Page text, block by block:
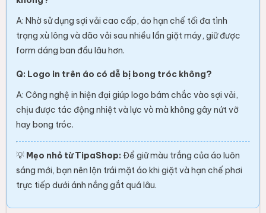
A: Nhờ sử dụng sợi vải cao cấp, áo hạn chế tối đa tình
trạng xù lông và dão vải sau nhiều lần giặt máy, giữ được
form dáng ban đầu lâu hơn.
Q: Logo in trên áo có dễ bị bong tróc không?
A: Công nghệ in hiện đại giúp logo bám chắc vào sợi vải,
chịu được tác động nhiệt và lực vò mà không gây nứt vỡ
hay bong tróc.
💡 Mẹo nhỏ từ TipaShop: Để giữ màu trắng của áo luôn
sáng mới, bạn nên lộn trái mặt áo khi giặt và hạn chế phơi
trực tiếp dưới ánh nắng gắt quá lâu.